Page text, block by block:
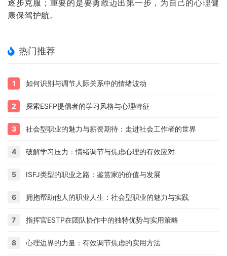
康保驾护航。
热门推荐
1 如何识别与调节人际关系中的情绪波动
2 探索ESFP提倡者的学习风格与心理特征
3 社会型职业的魅力与薪资期待：走进社会工作者的世界
4 破解学习压力：情绪调节与焦虑心理的有效应对
5 ISFJ类型的职业之路：鉴赏家的价值与发展
6 拥抱帮助他人的职业人生：社会型职业的魅力与实践
7 指挥官ESTP在团队协作中的独特优势与实用策略
8 心理边界的力量：有效调节焦虑的实用方法